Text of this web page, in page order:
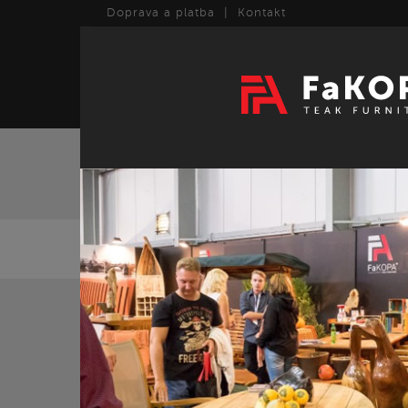
Doprava a platba Kontakt
TEAK
TEAK (423)
Židle (15)
Křesla (24)
Olej k